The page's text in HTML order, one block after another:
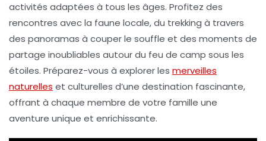
activités adaptées à tous les âges. Profitez des
rencontres avec la faune locale, du trekking à travers
des panoramas à couper le souffle et des moments de
partage inoubliables autour du feu de camp sous les
étoiles. Préparez-vous à explorer les merveilles
naturelles et culturelles d’une destination fascinante,
offrant à chaque membre de votre famille une
aventure unique et enrichissante.